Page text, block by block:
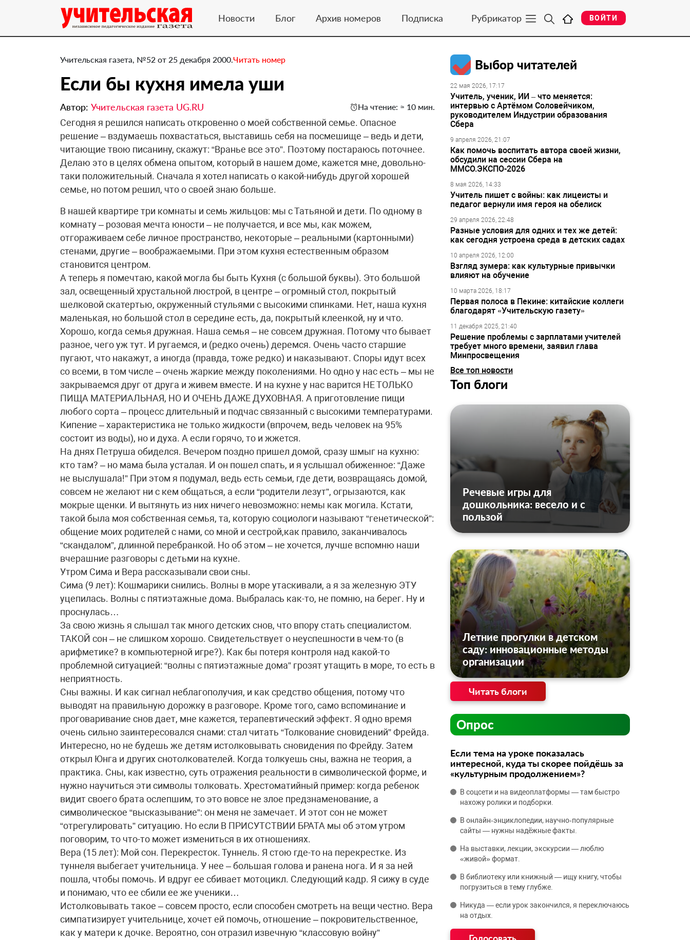
Новости Блог Архив номеров Подписка Рубрикатор ВОЙТИ
Учительская газета, №52 от 25 декабря 2000.Читать номер
Если бы кухня имела уши
Автор: Учительская газета UG.RU На чтение: ≈ 10 мин.
Сегодня я решился написать откровенно о моей собственной семье. Опасное
решение – вздумаешь похвастаться, выставишь себя на посмешище – ведь и дети,
читающие твою писанину, скажут: “Вранье все это”. Поэтому постараюсь поточнее.
Делаю это в целях обмена опытом, который в нашем доме, кажется мне, довольно-
таки положительный. Сначала я хотел написать о какой-нибудь другой хорошей
семье, но потом решил, что о своей знаю больше.
В нашей квартире три комнаты и семь жильцов: мы с Татьяной и дети. По одному в
комнату – розовая мечта юности – не получается, и все мы, как можем,
отгораживаем себе личное пространство, некоторые – реальными (картонными)
стенами, другие – воображаемыми. При этом кухня естественным образом
становится центром.
А теперь я помечтаю, какой могла бы быть Кухня (с большой буквы). Это большой
зал, освещенный хрустальной люстрой, в центре – огромный стол, покрытый
шелковой скатертью, окруженный стульями с высокими спинками. Нет, наша кухня
маленькая, но большой стол в середине есть, да, покрытый клеенкой, ну и что.
Хорошо, когда семья дружная. Наша семья – не совсем дружная. Потому что бывает
разное, чего уж тут. И ругаемся, и (редко очень) деремся. Очень часто старшие
пугают, что накажут, а иногда (правда, тоже редко) и наказывают. Споры идут всех
со всеми, в том числе – очень жаркие между поколениями. Но одно у нас есть – мы не
закрываемся друг от друга и живем вместе. И на кухне у нас варится НЕ ТОЛЬКО
ПИЩА МАТЕРИАЛЬНАЯ, НО И ОЧЕНЬ ДАЖЕ ДУХОВНАЯ. А приготовление пищи
любого сорта – процесс длительный и подчас связанный с высокими температурами.
Кипение – характеристика не только жидкости (впрочем, ведь человек на 95%
состоит из воды), но и духа. А если горячо, то и жжется.
На днях Петруша обиделся. Вечером поздно пришел домой, сразу шмыг на кухню:
кто там? – но мама была усталая. И он пошел спать, и я услышал обиженное: “Даже
не выслушала!” При этом я подумал, ведь есть семьи, где дети, возвращаясь домой,
совсем не желают ни с кем общаться, а если “родители лезут”, огрызаются, как
мокрые щенки. И вытянуть из них ничего невозможно: немы как могила. Кстати,
такой была моя собственная семья, та, которую социологи называют “генетической”:
общение моих родителей с нами, со мной и сестрой,как правило, заканчивалось
“скандалом”, длинной перебранкой. Но об этом – не хочется, лучше вспомню наши
вчерашние разговоры с детьми на кухне.
Утром Сима и Вера рассказывали свои сны.
Сима (9 лет): Кошмарики снились. Волны в море утаскивали, а я за железную ЭТУ
уцепилась. Волны с пятиэтажные дома. Выбралась как-то, не помню, на берег. Ну и
проснулась…
За свою жизнь я слышал так много детских снов, что впору стать специалистом.
ТАКОЙ сон – не слишком хорошо. Свидетельствует о неуспешности в чем-то (в
арифметике? в компьютерной игре?). Как бы потеря контроля над какой-то
проблемной ситуацией: “волны с пятиэтажные дома” грозят утащить в море, то есть в
неприятность.
Сны важны. И как сигнал неблагополучия, и как средство общения, потому что
выводят на правильную дорожку в разговоре. Кроме того, само вспоминание и
проговаривание снов дает, мне кажется, терапевтический эффект. Я одно время
очень сильно заинтересовался снами: стал читать “Толкование сновидений” Фрейда.
Интересно, но не будешь же детям истолковывать сновидения по Фрейду. Затем
открыл Юнга и других снотолкователей. Когда толкуешь сны, важна не теория, а
практика. Сны, как известно, суть отражения реальности в символической форме, и
нужно научиться эти символы толковать. Хрестоматийный пример: когда ребенок
видит своего брата ослепшим, то это вовсе не злое предзнаменование, а
символическое “высказывание”: он меня не замечает. И этот сон не может
“отрегулировать” ситуацию. Но если В ПРИСУТСТВИИ БРАТА мы об этом утром
поговорим, то что-то может измениться в их отношениях.
Вера (15 лет): Мой сон. Перекресток. Туннель. Я стою где-то на перекрестке. Из
туннеля выбегает учительница. У нее – большая голова и ранена нога. И я за ней
пошла, чтобы помочь. И вдруг ее сбивает мотоцикл. Следующий кадр. Я сижу в суде
и понимаю, что ее сбили ее же ученики…
Истолковывать такое – совсем просто, если способен смотреть на вещи честно. Вера
симпатизирует учительнице, хочет ей помочь, отношение – покровительственное,
как у матери к дочке. Вероятно, сон отразил извечную “классовую войну”
Выбор читателей
22 мая 2026, 17:17
Учитель, ученик, ИИ – что меняется:
интервью с Артёмом Соловейчиком,
руководителем Индустрии образования
Сбера
9 апреля 2026, 21:07
Как помочь воспитать автора своей жизни,
обсудили на сессии Сбера на
ММСО.ЭКСПО-2026
8 мая 2026, 14:33
Учитель пишет с войны: как лицеисты и
педагог вернули имя героя на обелиск
29 апреля 2026, 22:48
Разные условия для одних и тех же детей:
как сегодня устроена среда в детских садах
10 апреля 2026, 12:00
Взгляд зумера: как культурные привычки
влияют на обучение
10 марта 2026, 18:17
Первая полоса в Пекине: китайские коллеги
благодарят «Учительскую газету»
11 декабря 2025, 21:40
Решение проблемы с зарплатами учителей
требует много времени, заявил глава
Минпросвещения
Все топ новости
Топ блоги
Речевые игры для
дошкольника: весело и с
пользой
Летние прогулки в детском
саду: инновационные методы
организации
Читать блоги
Опрос
Если тема на уроке показалась
интересной, куда ты скорее пойдёшь за
«культурным продолжением»?
В соцсети и на видеоплатформы — там быстро
нахожу ролики и подборки.
В онлайн‑энциклопедии, научно‑популярные
сайты — нужны надёжные факты.
На выставки, лекции, экскурсии — люблю
«живой» формат.
В библиотеку или книжный — ищу книгу, чтобы
погрузиться в тему глубже.
Никуда — если урок закончился, я переключаюсь
на отдых.